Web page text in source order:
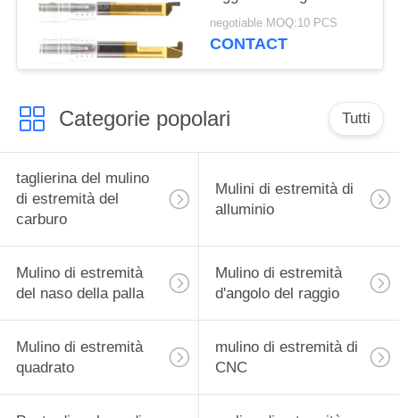
noiosa per il taglio dello
Steelc inossidabile
negotiable MOQ:10 PCS
CONTACT
Categorie popolari Tutti
taglierina del mulino
di estremità del
carburo
Mulini di estremità di
alluminio
Mulino di estremità
del naso della palla
Mulino di estremità
d'angolo del raggio
Mulino di estremità
quadrato
mulino di estremità di
CNC